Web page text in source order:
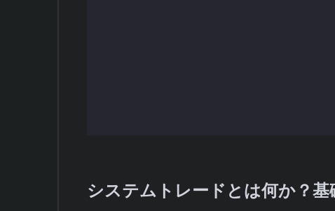
システムトレードとは何か？基